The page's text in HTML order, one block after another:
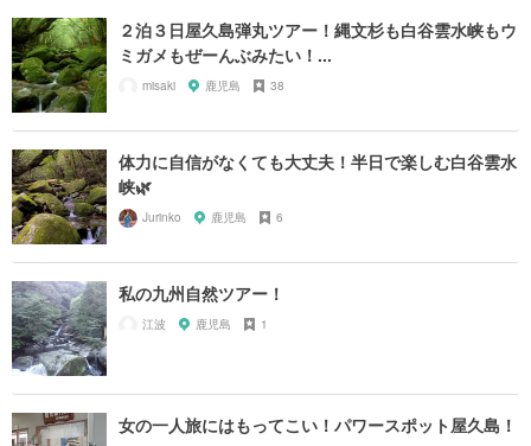
２泊３日屋久島弾丸ツアー！縄文杉も白谷雲水峡もウ
ミガメもぜーんぶみたい！...
misaki 鹿児島 38
体力に自信がなくても大丈夫！半日で楽しむ白谷雲水
峡🌿
Jurinko 鹿児島 6
私の九州自然ツアー！
江波 鹿児島 1
女の一人旅にはもってこい！パワースポット屋久島！